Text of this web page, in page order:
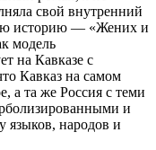
свой внутренний
историю — «Жених и
модель
на Кавказе с
Кавказ на самом
а та же Россия с теми
и
народов и